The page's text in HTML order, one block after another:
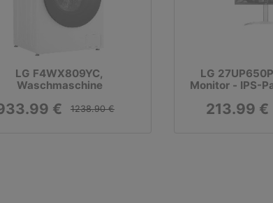
LG F4WX809YC,
Waschmaschine
€ 1238.90 €
LG
Monitor - IPS-
213.99 €